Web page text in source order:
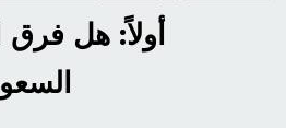
أولاً: هل فرق